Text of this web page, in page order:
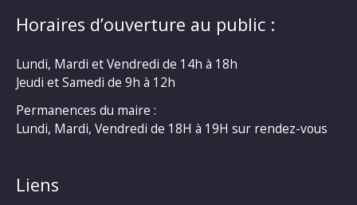
Horaires d’ouverture au public :
Lundi, Mardi et Vendredi de 14h à 18h
Jeudi et Samedi de 9h à 12h
Permanences du maire :
Lundi, Mardi, Vendredi de 18H à 19H sur rendez-vous
Liens